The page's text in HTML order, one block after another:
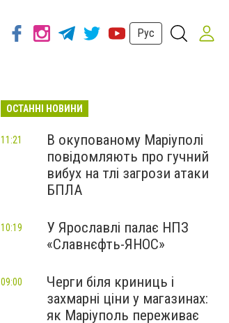
Рус
ОСТАННІ НОВИНИ
В окупованому Маріуполі
повідомляють про гучний
вибух на тлі загрози атаки
БПЛА
11:21
У Ярославлі палає НПЗ
«Славнєфть-ЯНОС»
10:19
Черги біля криниць і
захмарні ціни у магазинах:
як Маріуполь переживає
09:00